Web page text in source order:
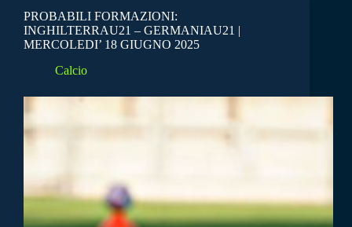
PROBABILI FORMAZIONI:
INGHILTERRAU21 – GERMANIAU21 |
MERCOLEDI’ 18 GIUGNO 2025
Calcio